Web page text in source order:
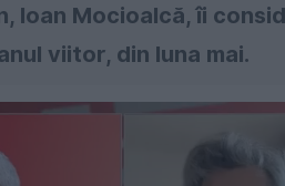
Ioan Mocioalcă, îi
viitor, din luna mai.